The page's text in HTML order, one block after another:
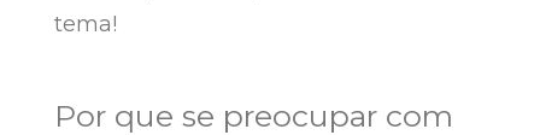
tema!
Por que se preocupar com